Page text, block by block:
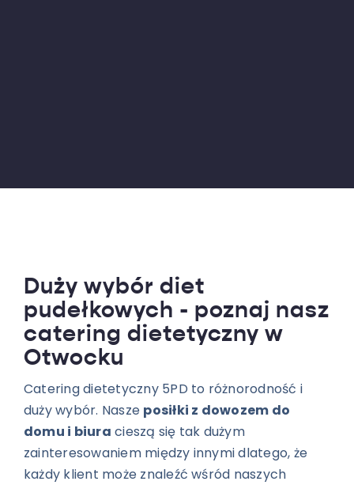
Duży wybór diet
pudełkowych - poznaj nasz
catering dietetyczny w
Otwocku
Catering dietetyczny 5PD to różnorodność i
duży wybór. Nasze posiłki z dowozem do
domu i biura cieszą się tak dużym
zainteresowaniem między innymi dlatego, że
każdy klient może znaleźć wśród naszych